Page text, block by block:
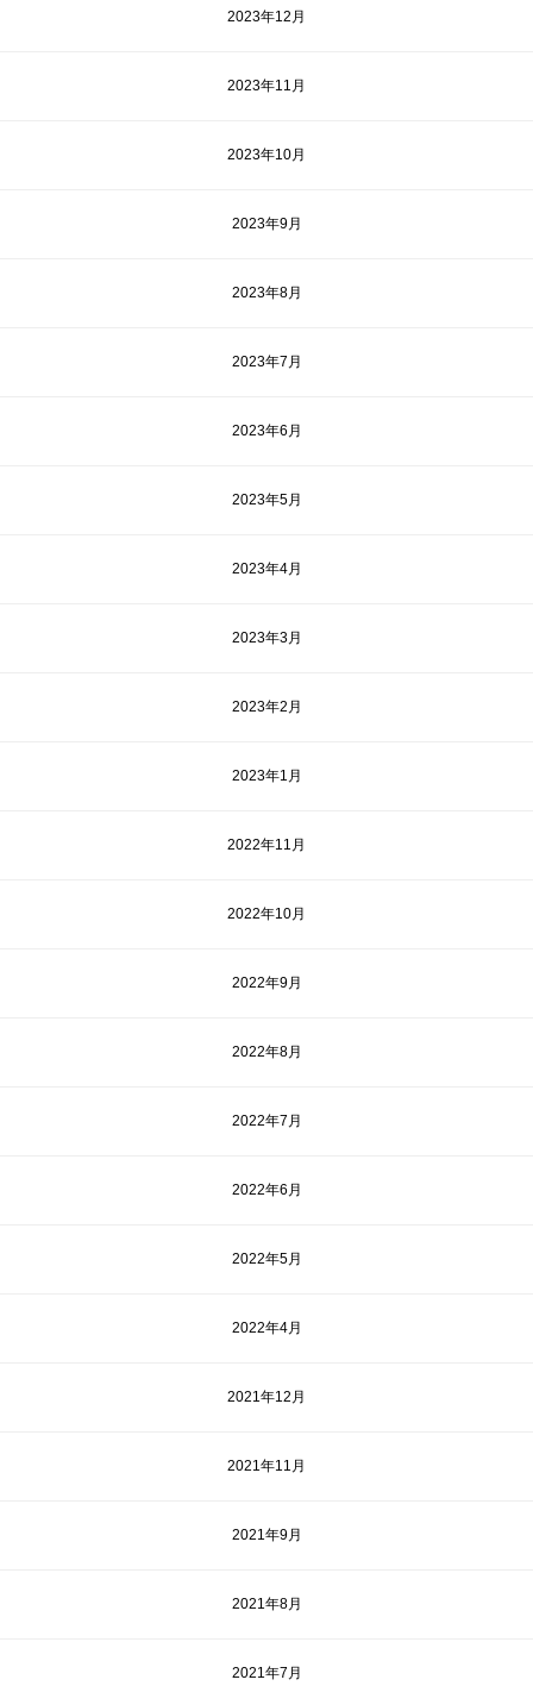
2023年12月
2023年11月
2023年10月
2023年9月
2023年8月
2023年7月
2023年6月
2023年5月
2023年4月
2023年3月
2023年2月
2023年1月
2022年11月
2022年10月
2022年9月
2022年8月
2022年7月
2022年6月
2022年5月
2022年4月
2021年12月
2021年11月
2021年9月
2021年8月
2021年7月